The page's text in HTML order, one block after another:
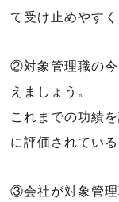
て受け止めやすく
②対象管理職の今
えましょう。
これまでの功績
に評価されてい
③会社が対象管理